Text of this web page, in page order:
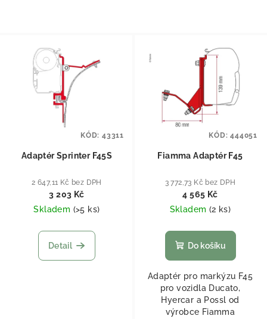
Adaptér Sprinter F45S
2 647,11 Kč bez DPH
3 203 Kč
Skladem (>5 ks)
Detail
KÓD: 43311
Fiamma Adaptér F45
3 772,73 Kč bez DPH
4 565 Kč
Skladem (2 ks)
Do košíku
Adaptér pro markýzu F45
pro vozidla Ducato,
Hyercar a Possl od
výrobce Fiamma
KÓD:444051